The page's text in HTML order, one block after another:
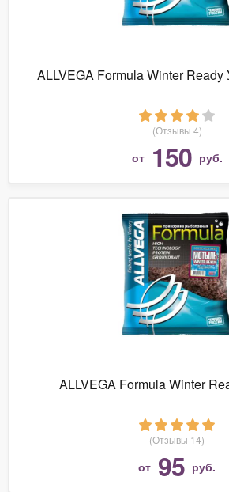
ALLVEGA Formula Winter Ready
(Отзывы 4)
от 150 руб.
ALLVEGA Formula Winter
(Отзывы 14)
от 95 руб.